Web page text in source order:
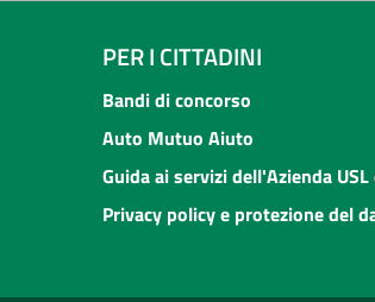
PER I CITTADINI
Bandi di concorso
Auto Mutuo Aiuto
Guida ai servizi dell'Azienda
Privacy policy e protezione del